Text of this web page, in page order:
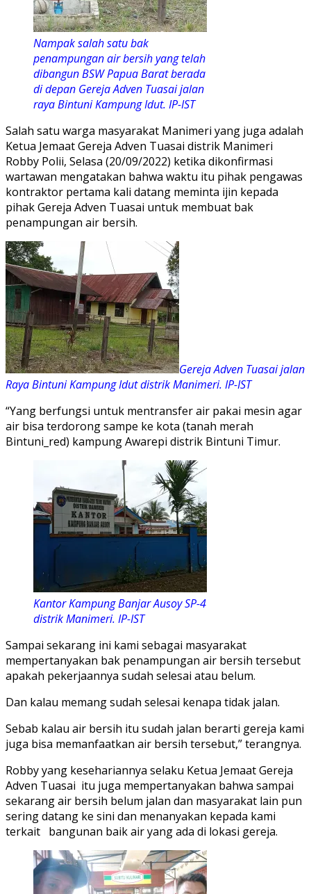
Nampak salah satu bak
penampungan air bersih yang telah
dibangun BSW Papua Barat berada
di depan Gereja Adven Tuasai jalan
raya Bintuni Kampung Idut. IP-IST
Salah satu warga masyarakat Manimeri yang juga adalah
Ketua Jemaat Gereja Adven Tuasai distrik Manimeri
Robby Polii, Selasa (20/09/2022) ketika dikonfirmasi
wartawan mengatakan bahwa waktu itu pihak pengawas
kontraktor pertama kali datang meminta ijin kepada
pihak Gereja Adven Tuasai untuk membuat bak
penampungan air bersih.
Gereja Adven Tuasai jalan
Raya Bintuni Kampung Idut distrik Manimeri. IP-IST
“Yang berfungsi untuk mentransfer air pakai mesin agar
air bisa terdorong sampe ke kota (tanah merah
Bintuni_red) kampung Awarepi distrik Bintuni Timur.
Kantor Kampung Banjar Ausoy SP-4
distrik Manimeri. IP-IST
Sampai sekarang ini kami sebagai masyarakat
mempertanyakan bak penampungan air bersih tersebut
apakah pekerjaannya sudah selesai atau belum.
Dan kalau memang sudah selesai kenapa tidak jalan.
Sebab kalau air bersih itu sudah jalan berarti gereja kami
juga bisa memanfaatkan air bersih tersebut,” terangnya.
Robby yang kesehariannya selaku Ketua Jemaat Gereja
Adven Tuasai itu juga mempertanyakan bahwa sampai
sekarang air bersih belum jalan dan masyarakat lain pun
sering datang ke sini dan menanyakan kepada kami
terkait bangunan baik air yang ada di lokasi gereja.